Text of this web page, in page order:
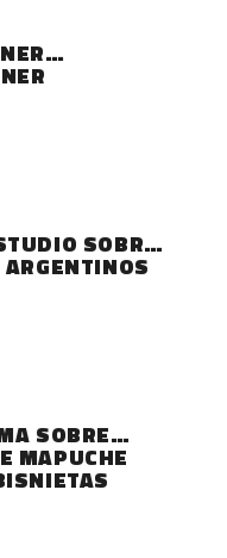
SOBRE
SOBRE
MAPUCHE